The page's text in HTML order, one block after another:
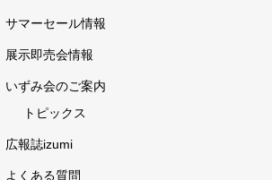
サマーセール情報
展示即売会情報
いずみ会のご案内
トピックス
広報誌izumi
よくある質問